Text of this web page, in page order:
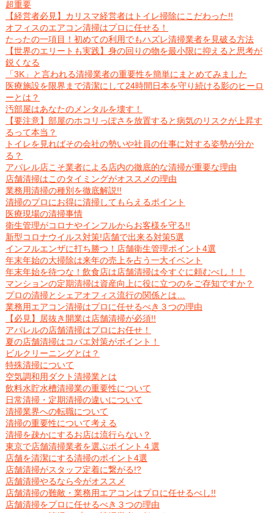
超重要
【経営者必見】カリスマ経営者はトイレ掃除にこだわった!!
オフィスのエアコン清掃はプロに任せる！
たったの一項目！初めての利用でもハズレ清掃業者を見破る方法
【世界のエリートも実践】身の回りの物を最小限に抑えると思考が
鋭くなる
「3K」と言われる清掃業者の重要性を簡単にまとめてみました
医療施設を限界まで清潔にして24時間日本を守り続ける影のヒーロ
ーとは？
汚部屋はあなたのメンタルを壊す！
【要注意】部屋のホコリっぽさを放置すると病気のリスクが上昇す
るって本当？
トイレを見ればその会社の勢いや社員の仕事に対する姿勢が分か
る？
アパレル店こそ業者による店内の徹底的な清掃が重要な理由
店舗清掃はこのタイミングがオススメの理由
業務用清掃の種別を徹底解説!!
清掃のプロにお得に清掃してもらえるポイント
医療現場の清掃事情
衛生管理がコロナやインフルからお客様を守る!!
新型コロナウイルス対策!店舗で出来る対策5選
インフルエンザに打ち勝つ！店舗衛生管理ポイント4選
年末年始の大掃除は来年の売上を占う一大イベント
年末年始を待つな！飲食店は店舗清掃は今すぐに頼むべし！！
マンションの定期清掃は資産向上に役に立つのをご存知ですか？
プロの清掃とシェアオフィス流行の関係とは…
業務用エアコン清掃はプロに任せるべき３つの理由
【必見】居抜き開業は店舗清掃が必須!!
アパレルの店舗清掃はプロにお任せ！
夏の店舗清掃はコバエ対策がポイント！
ビルクリーニングとは？
特殊清掃について
空気調和用ダクト清掃業とは
飲料水貯水槽清掃業の重要性について
日常清掃・定期清掃の違いについて
清掃業界への転職について
清掃の重要性について考える
清掃を疎かにするお店は流行らない？
東京で店舗清掃業者を選ぶポイント４選
店舗を清潔にする清掃のポイント4選
店舗清掃がスタッフ定着に繋がる!?
店舗清掃やるなら今がオススメ
店舗清掃の難敵・業務用エアコンはプロに任せるべし!!
店舗清掃をプロに任せるべき３つの理由